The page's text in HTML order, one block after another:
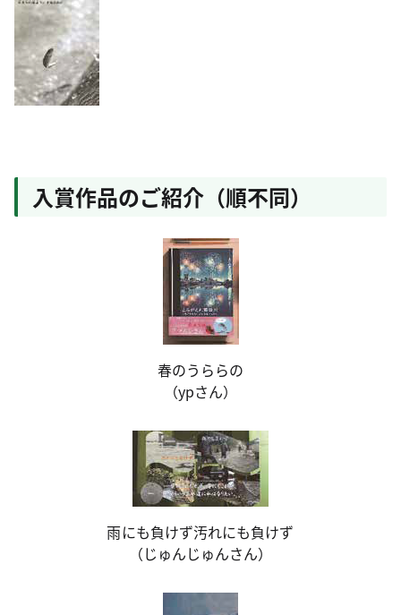
入賞作品のご紹介（順不同）
春のうららの
（ypさん）
雨にも負けず汚れにも負けず
（じゅんじゅんさん）